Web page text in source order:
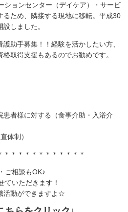
ションセンター（デイケア）・サービ
るため、隣接する現地に移転。平成30
しました。
助手募集！！経験を活かしたい方、
取得支援もあるのでお勧めです。
者様に対する（食事介助・入浴介
体制）
＊＊＊＊＊＊＊＊＊＊＊＊
ご相談もOK♪
ていただきます！
活動ができますよ☆